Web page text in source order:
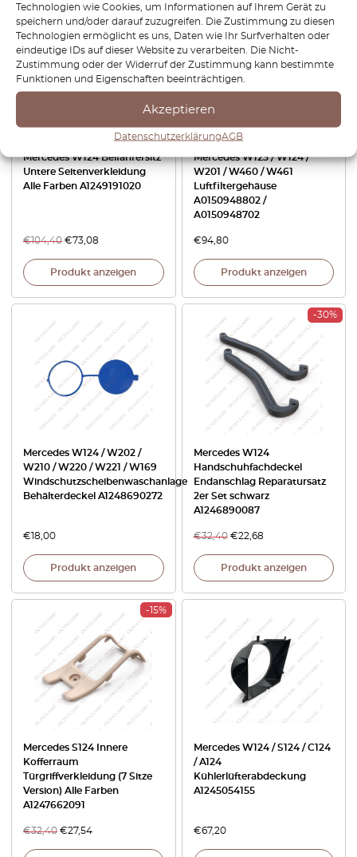
Technologien wie Cookies, um Informationen auf Ihrem Gerät zu
speichern und/oder darauf zuzugreifen. Die Zustimmung zu diesen
Technologien ermöglicht es uns, Daten wie Ihr Surfverhalten oder
eindeutige IDs auf dieser Website zu verarbeiten. Die Nicht-
Zustimmung oder der Widerruf der Zustimmung kann bestimmte
Funktionen und Eigenschaften beeinträchtigen.
Akzeptieren
DatenschutzerklärungAGB
-30%
Mercedes W124 Beifahrersitz
Untere Seitenverkleidung
Alle Farben A1249191020
€104,40 €73,08
Produkt anzeigen
Mercedes W123 / W124 /
W201 / W460 / W461
Luftfiltergehäuse
A0150948802 /
A0150948702
€94,80
Produkt anzeigen
Mercedes W124 / W202 /
W210 / W220 / W221 / W169
Windschutzscheibenwaschanlage
Behälterdeckel A1248690272
€18,00
Produkt anzeigen
-30%
Mercedes W124
Handschuhfachdeckel
Endanschlag Reparatursatz
2er Set schwarz
A1246890087
€32,40 €22,68
Produkt anzeigen
-15%
Mercedes S124 Innere
Kofferraum
Türgriffverkleidung (7 Sitze
Version) Alle Farben
A1247662091
€32,40 €27,54
Mercedes W124 / S124 / C124
/ A124
Kühlerlüfterabdeckung
A1245054155
€67,20